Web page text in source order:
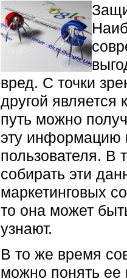
вред. С точки
другой является
путь можно
эту информацию
пользователя. В
собирать эти
маркетинговых
то она может
узнают.
В то же время
можно понять ее